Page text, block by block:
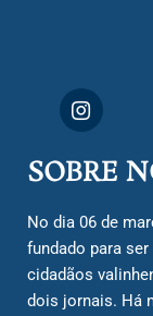
SOBRE
No dia 06 de
fundado para
cidadãos
dois jornais. Há